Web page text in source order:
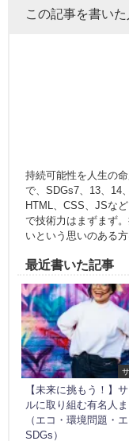
この記事を書いた
持続可能性を人生の
で、SDGs7、13、14
HTML、CSS、JSな
で技術力はまずまず
いという思いのある
最近書いた記事
【未来に挑もう！】
ルに取り組む有名人ま
（エコ・環境問題・エ
SDGs）